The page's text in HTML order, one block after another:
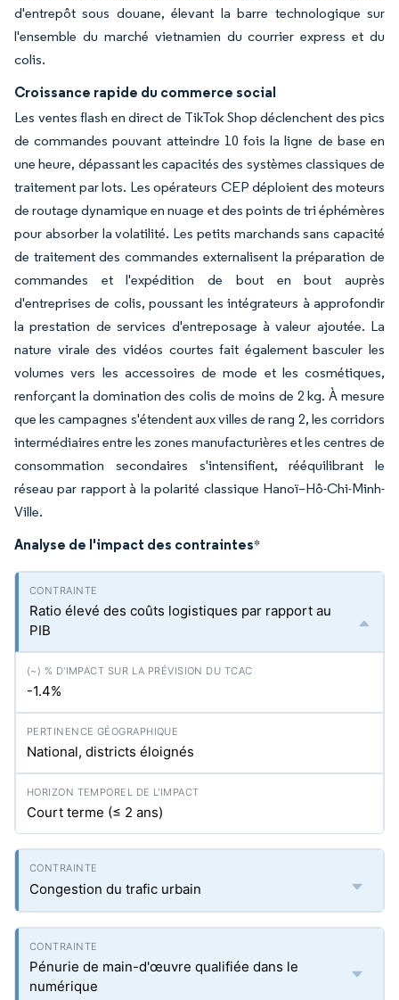
d'entrepôt sous douane, élevant la barre technologique sur
l'ensemble du marché vietnamien du courrier express et du
colis.
Croissance rapide du commerce social
Les ventes flash en direct de TikTok Shop déclenchent des pics
de commandes pouvant atteindre 10 fois la ligne de base en
une heure, dépassant les capacités des systèmes classiques de
traitement par lots. Les opérateurs CEP déploient des moteurs
de routage dynamique en nuage et des points de tri éphémères
pour absorber la volatilité. Les petits marchands sans capacité
de traitement des commandes externalisent la préparation de
commandes et l'expédition de bout en bout auprès
d'entreprises de colis, poussant les intégrateurs à approfondir
la prestation de services d'entreposage à valeur ajoutée. La
nature virale des vidéos courtes fait également basculer les
volumes vers les accessoires de mode et les cosmétiques,
renforçant la domination des colis de moins de 2 kg. À mesure
que les campagnes s'étendent aux villes de rang 2, les corridors
intermédiaires entre les zones manufacturières et les centres de
consommation secondaires s'intensifient, rééquilibrant le
réseau par rapport à la polarité classique Hanoï–Hô-Chi-Minh-
Ville.
Analyse de l'impact des contraintes*
Ratio élevé des coûts logistiques par rapport au
PIB
-1.4%
National, districts éloignés
Court terme (≤ 2 ans)
Congestion du trafic urbain
Pénurie de main-d'œuvre qualifiée dans le
numérique